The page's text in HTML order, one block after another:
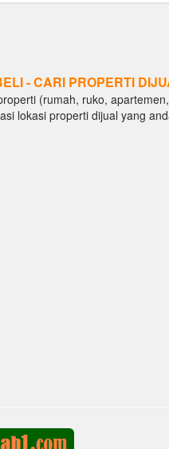
- CARI PROPERTI
(rumah, ruko,
lokasi properti dijual yang